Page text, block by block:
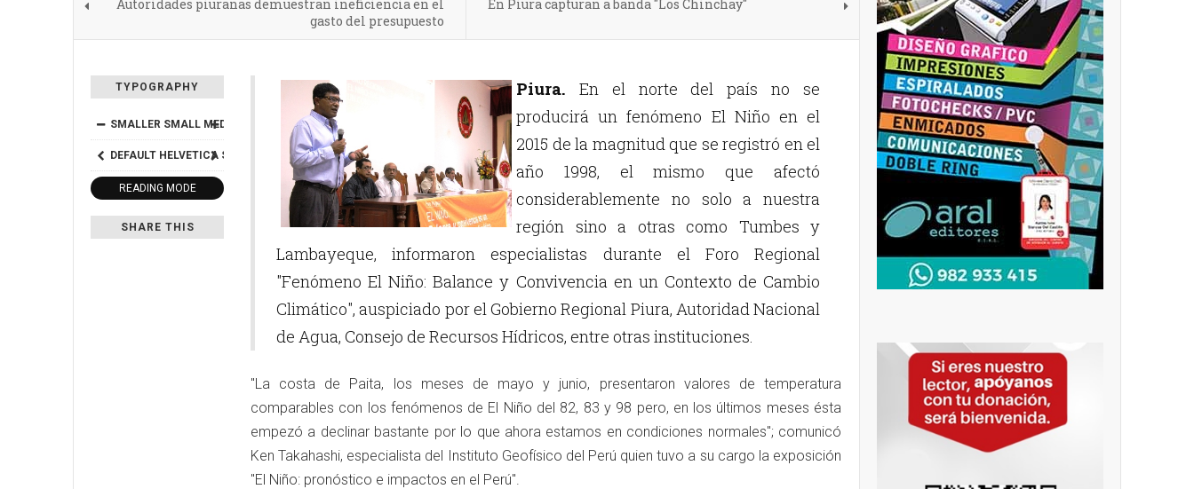
Autoridades piuranas demuestran ineficiencia en el
gasto del presupuesto
En Piura capturan a banda "Los Chinchay"
TYPOGRAPHY
SMALLER SMALL MEDIUM BIGGER
DEFAULT HELVETICA SEGOE GEORGIA TIMES
READING MODE
SHARE THIS
Piura. En el norte del país no se
producirá un fenómeno El Niño en el
2015 de la magnitud que se registró en el
año 1998, el mismo que afectó
considerablemente no solo a nuestra
región sino a otras como Tumbes y
Lambayeque, informaron especialistas durante el Foro Regional
"Fenómeno El Niño: Balance y Convivencia en un Contexto de Cambio
Climático", auspiciado por el Gobierno Regional Piura, Autoridad Nacional
de Agua, Consejo de Recursos Hídricos, entre otras instituciones.
"La costa de Paita, los meses de mayo y junio, presentaron valores de temperatura
comparables con los fenómenos de El Niño del 82, 83 y 98 pero, en los últimos meses ésta
empezó a declinar bastante por lo que ahora estamos en condiciones normales"; comunicó
Ken Takahashi, especialista del Instituto Geofísico del Perú quien tuvo a su cargo la exposición
"El Niño: pronóstico e impactos en el Perú".